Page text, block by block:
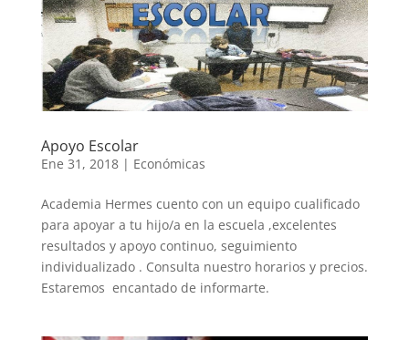
Apoyo Escolar
Ene 31, 2018| Económicas
Academia Hermes cuento con un equipo cualificado
para apoyar a tu hijo/a en la escuela ,excelentes
resultados y apoyo continuo, seguimiento
individualizado . Consulta nuestro horarios y precios.
Estaremos encantado de informarte.